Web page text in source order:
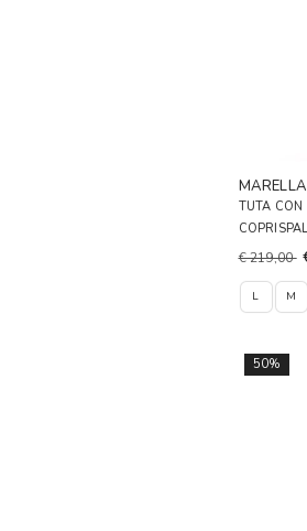
MARELLA
TUTA CON
€ 219,00
L M
50%